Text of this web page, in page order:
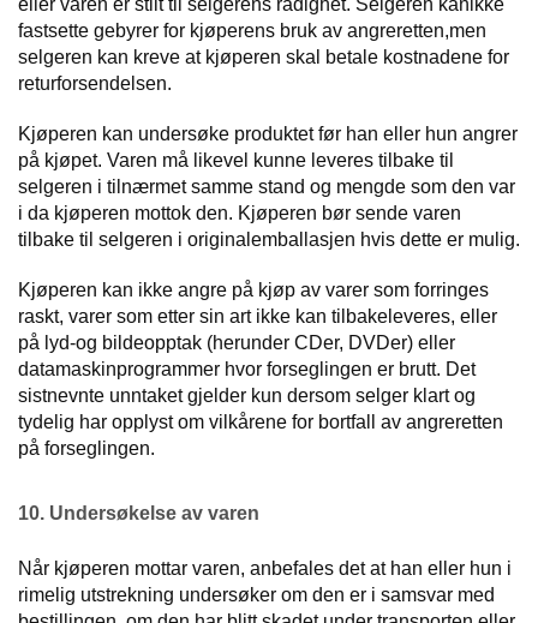
fastsette gebyrer for kjøperens bruk av angreretten,men
selgeren kan kreve at kjøperen skal betale kostnadene for
returforsendelsen.
Kjøperen kan undersøke produktet før han eller hun angrer
på kjøpet. Varen må likevel kunne leveres tilbake til
selgeren i tilnærmet samme stand og mengde som den var
i da kjøperen mottok den. Kjøperen bør sende varen
tilbake til selgeren i originalemballasjen hvis dette er mulig.
Kjøperen kan ikke angre på kjøp av varer som forringes
raskt, varer som etter sin art ikke kan tilbakeleveres, eller
på lyd-og bildeopptak (herunder CDer, DVDer) eller
datamaskinprogrammer hvor forseglingen er brutt. Det
sistnevnte unntaket gjelder kun dersom selger klart og
tydelig har opplyst om vilkårene for bortfall av angreretten
på forseglingen.
10. Undersøkelse av varen
Når kjøperen mottar varen, anbefales det at han eller hun i
rimelig utstrekning undersøker om den er i samsvar med